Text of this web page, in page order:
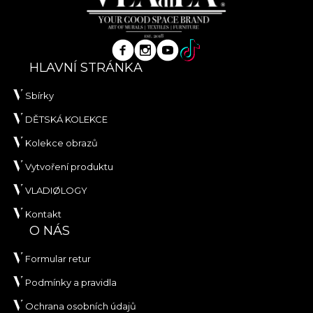
HLAVNÍ STRÁNKA
Sbírky
DĚTSKÁ KOLEKCE
Kolekce obrazů
Vytvoření produktu
VLADIØLOGY
Kontakt
O NÁS
Formular retur
Podmínky a pravidla
Ochrana osobních údajů